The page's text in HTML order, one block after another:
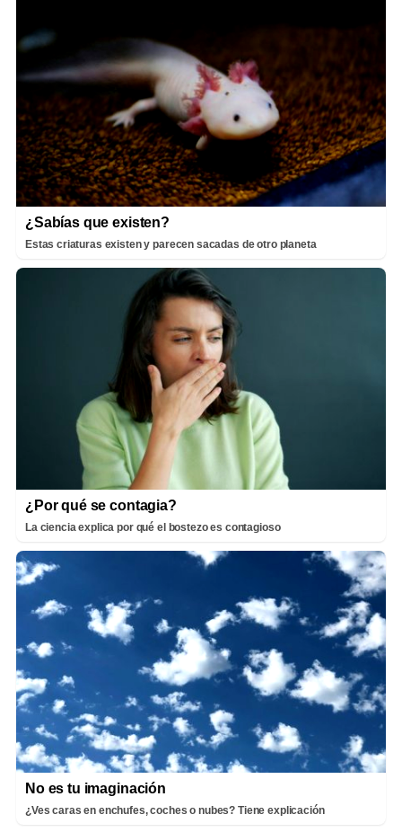
¿Sabías que existen?
Estas criaturas existen y parecen sacadas de otro planeta
¿Por qué se contagia?
La ciencia explica por qué el bostezo es contagioso
No es tu imaginación
¿Ves caras en enchufes, coches o nubes? Tiene explicación